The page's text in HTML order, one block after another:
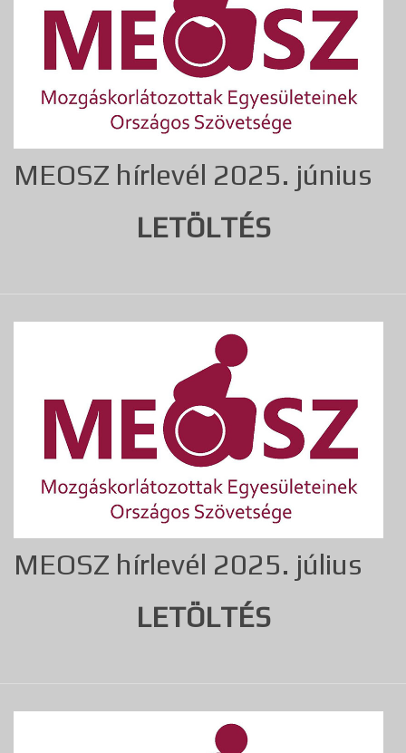
MEOSZ hírlevél 2025. június
LETÖLTÉS
MEOSZ hírlevél 2025. július
LETÖLTÉS